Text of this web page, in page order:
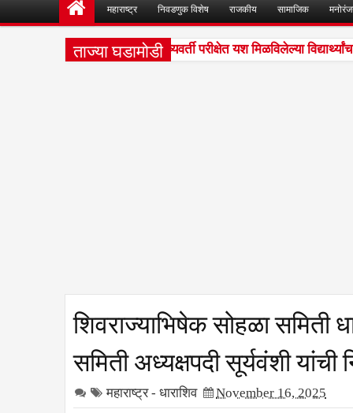
महाराष्ट्र निवडणुक विशेष राजकीय सामाजिक
ताज्या घडामोडी
भोसले हायस्कूलमध्ये शिष्यवर्ती परीक्षेत यश मिळविलेल्या विद्यार्थ्यांचा
शिवराज्याभिषेक सोहळा समिती
समिती अध्यक्षपदी सूर्यवंशी यांची
महाराष्ट्र - धाराशिव November 16, 2025